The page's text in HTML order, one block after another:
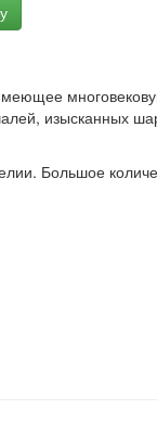
изысканных
Большое